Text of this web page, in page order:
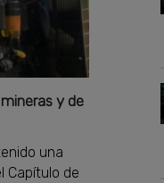
y de
una
Capítulo de